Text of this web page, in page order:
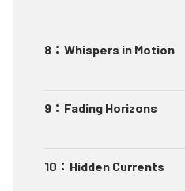
8 ： Whispers in Motion
9 ： Fading Horizons
10 ： Hidden Currents